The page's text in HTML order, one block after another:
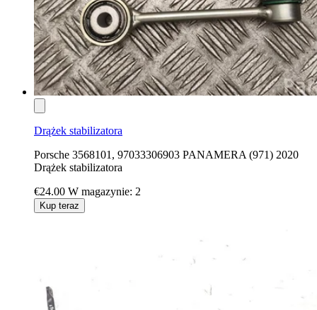
Drążek stabilizatora
Porsche 3568101, 97033306903 PANAMERA (971) 2020
Drążek stabilizatora
€24.00 W magazynie: 2
Kup teraz